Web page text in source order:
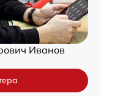
Иванов